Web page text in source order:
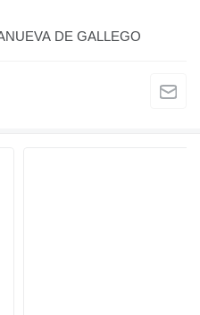
DE GALLEGO